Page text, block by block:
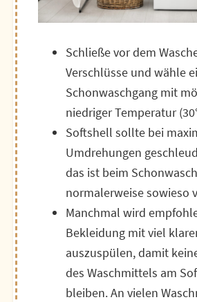
Schließe vor dem
Verschlüsse und wähle
Schonwaschgang mit
niedriger Temperatur
Softshell sollte bei
Umdrehungen
das ist beim
normalerweise sowieso
Manchmal wird
Bekleidung mit viel
auszuspülen, damit
des Waschmittels am
bleiben. An vielen